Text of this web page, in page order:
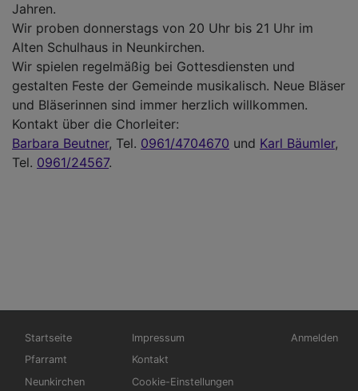
Jahren.
Wir proben donnerstags von 20 Uhr bis 21 Uhr im
Alten Schulhaus in Neunkirchen.
Wir spielen regelmäßig bei Gottesdiensten und
gestalten Feste der Gemeinde musikalisch. Neue Bläser
und Bläserinnen sind immer herzlich willkommen.
Kontakt über die Chorleiter:
Barbara Beutner, Tel. 0961/4704670 und Karl Bäumler,
Tel. 0961/24567.
Hauptnavigation
Startseite
Pfarramt
Neunkirchen
Fußbereichsmenü
Impressum
Kontakt
Cookie-Einstellungen
Anmelden